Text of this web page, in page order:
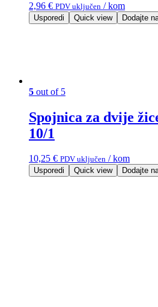
2,96 € PDV uključen / kom
Usporedi Quick view Dodajte
5 out of 5
Spojnica za dvije
10/1
10,25 € PDV uključen / kom
Usporedi Quick view Dodajte